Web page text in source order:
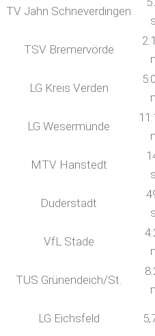
TV Jahn Schneverdingen
TSV Bremervörde
LG Kreis Verden
LG Wesermünde
MTV Hanstedt
Duderstadt
VfL Stade
TUS Grünendeich/St.
LG Eichsfeld